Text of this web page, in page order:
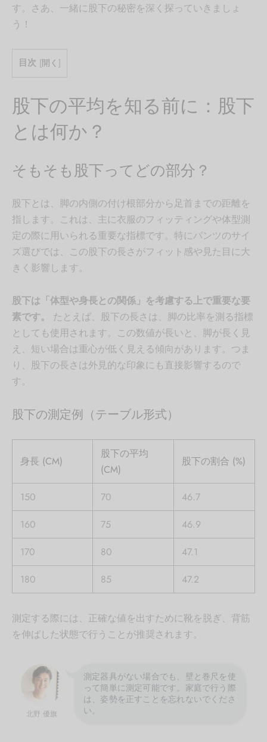
す。さあ、一緒に股下の秘密を深く探っていきましょ
う！
目次 [開く ]
股下の平均を知る前に：股下
とは何か？
そもそも股下ってどの部分？
股下とは、脚の内側の付け根部分から足首までの距離を
指します。これは、主に衣服のフィッティングや体型測
定の際に用いられる重要な指標です。特にパンツのサイ
ズ選びでは、この股下の長さがフィット感や見た目に大
きく影響します。
股下は「体型や身長との関係」を考慮する上で重要な要
素です。
たとえば、股下の長さは、脚の比率を測る指標
としても使用されます。この数値が長いと、脚が長く見
え、短い場合は重心が低く見える傾向があります。つま
り、股下の長さは外見的な印象にも直接影響するので
す。
股下の測定例（テーブル形式）
身長 (CM)
股下の平均
(CM)
股下の割合 (%)
150 70
46.7
160
75
46.9
170
80
47.1
180
85 47.2
測定する際には、正確な値を出すために靴を脱ぎ、背筋
を伸ばした状態で行うことが推奨されます。
北野 優旗
測定器具がない場合でも、壁と巻尺を使
って簡単に測定可能です。家庭で行う際
は、姿勢を正すことを忘れないでくださ
い。